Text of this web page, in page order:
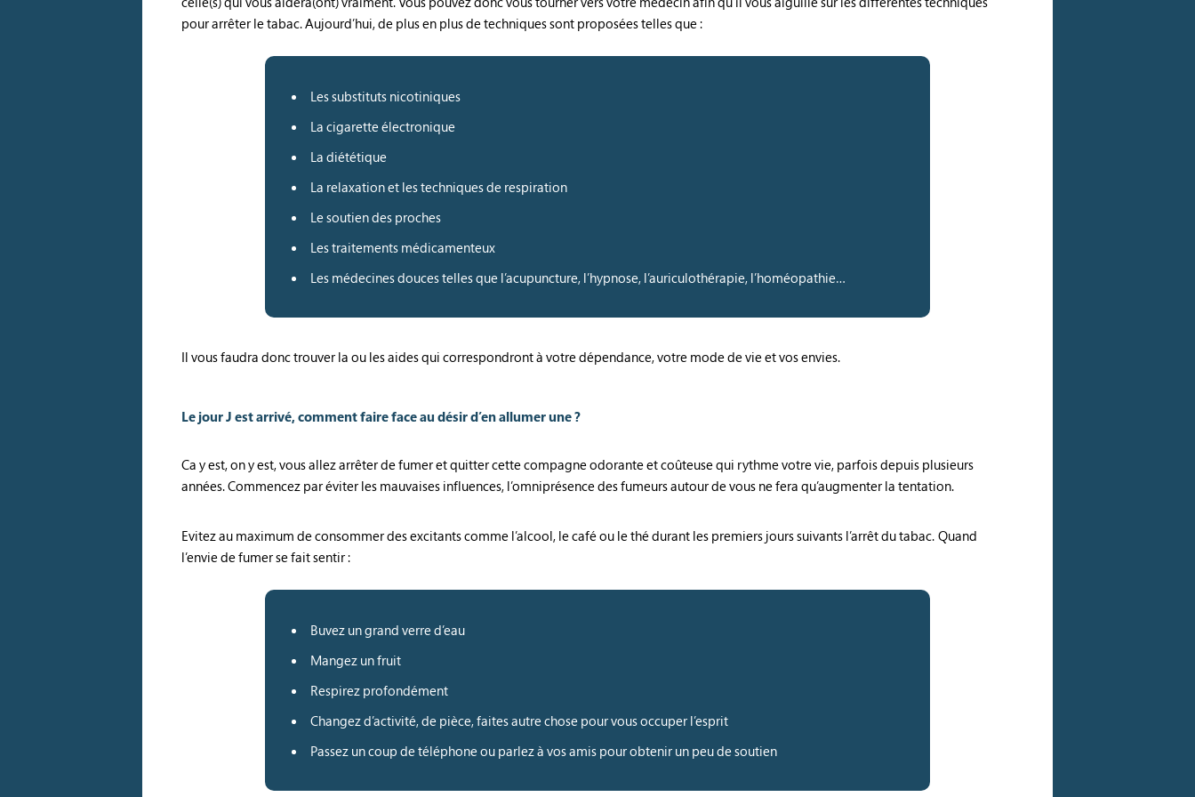
pour arrêter le tabac. Aujourd’hui, de plus en plus de techniques sont proposées telles que :
Les substituts nicotiniques
La cigarette électronique
La diététique
La relaxation et les techniques de respiration
Le soutien des proches
Les traitements médicamenteux
Les médecines douces telles que l’acupuncture, l’hypnose, l’auriculothérapie, l’homéopathie…
Il vous faudra donc trouver la ou les aides qui correspondront à votre dépendance, votre mode de vie et vos envies.
Le jour J est arrivé, comment faire face au désir d’en allumer une ?
Ca y est, on y est, vous allez arrêter de fumer et quitter cette compagne odorante et coûteuse qui rythme votre vie, parfois depuis plusieurs
années. Commencez par éviter les mauvaises influences, l’omniprésence des fumeurs autour de vous ne fera qu’augmenter la tentation.
Evitez au maximum de consommer des excitants comme l’alcool, le café ou le thé durant les premiers jours suivants l’arrêt du tabac. Quand
l’envie de fumer se fait sentir :
Buvez un grand verre d’eau
Mangez un fruit
Respirez profondément
Changez d’activité, de pièce, faites autre chose pour vous occuper l’esprit
Passez un coup de téléphone ou parlez à vos amis pour obtenir un peu de soutien